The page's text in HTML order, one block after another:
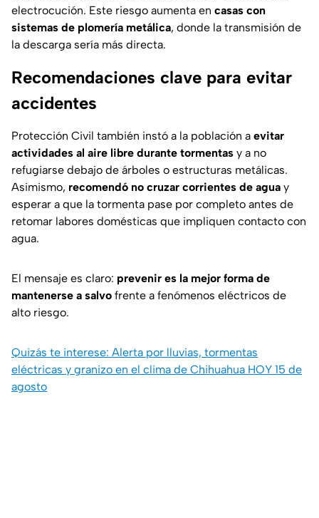
electrocución. Este riesgo aumenta en casas con
sistemas de plomería metálica, donde la transmisión de
la descarga sería más directa.
Recomendaciones clave para evitar
accidentes
Protección Civil también instó a la población a evitar
actividades al aire libre durante tormentas y a no
refugiarse debajo de árboles o estructuras metálicas.
Asimismo, recomendó no cruzar corrientes de agua y
esperar a que la tormenta pase por completo antes de
retomar labores domésticas que impliquen contacto con
agua.
El mensaje es claro: prevenir es la mejor forma de
mantenerse a salvo frente a fenómenos eléctricos de
alto riesgo.
Quizás te interese: Alerta por lluvias, tormentas
eléctricas y granizo en el clima de Chihuahua HOY 15 de
agosto